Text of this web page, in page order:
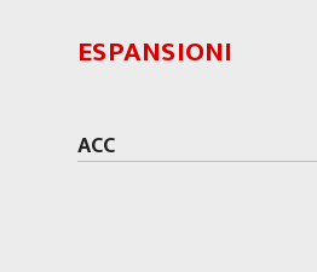
ESPANSIONI
ACC